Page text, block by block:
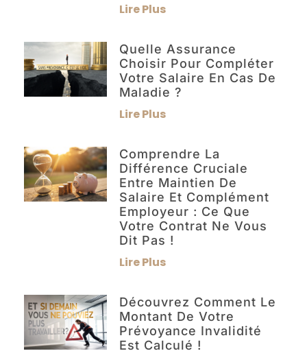
Lire Plus
Quelle Assurance
Choisir Pour Compléter
Votre Salaire En Cas De
Maladie ?
Lire Plus
Comprendre La
Différence Cruciale
Entre Maintien De
Salaire Et Complément
Employeur : Ce Que
Votre Contrat Ne Vous
Dit Pas !
Lire Plus
Découvrez Comment Le
Montant De Votre
Prévoyance Invalidité
Est Calculé !